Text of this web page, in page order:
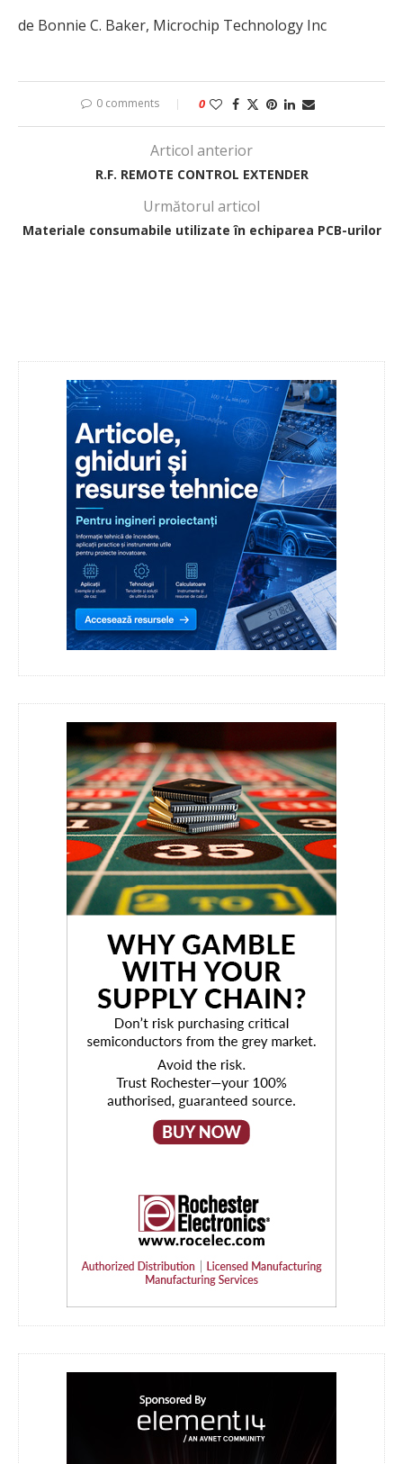
de Bonnie C. Baker, Microchip Technology Inc
0 comments 0
Articol anterior
R.F. REMOTE CONTROL EXTENDER
Următorul articol
Materiale consumabile utilizate în echiparea PCB-urilor